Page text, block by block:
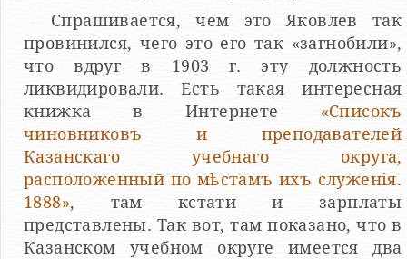
Спрашивается, чем это Яковлев так
провинился, чего это его так «загнобили»,
что вдруг в 1903 г. эту должность
ликвидировали. Есть такая интересная
книжка в Интернете «Списокъ
чиновниковъ и преподавателей
Казанскаго учебнаго округа,
расположенный по мѣстамъ ихъ служенiя.
1888», там кстати и зарплаты
представлены. Так вот, там показано, что в
Казанском учебном округе имеется два